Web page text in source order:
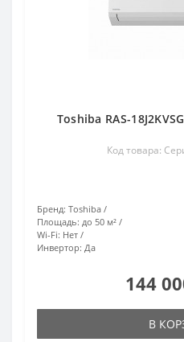
Toshiba RAS-
Код товара:
Бренд: Toshiba
Площадь: до 50 м²
Wi-Fi: Нет
Инвертор: Да
144
В